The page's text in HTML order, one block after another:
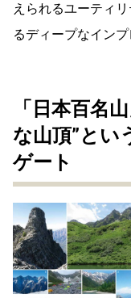
えられるユーティ
るディープなイン
「日本百名
な山頂”とい
ゲート